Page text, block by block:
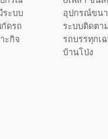
ะบบ
ดรถ
ะกิจ
อุปกรณ์ขนา
ระบบติดตา
รถบรรทุกเ
บ้านโป่ง